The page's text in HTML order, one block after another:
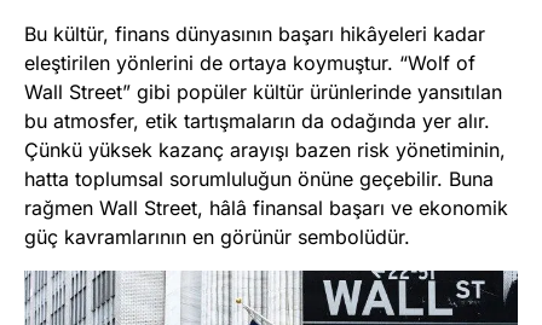
Bu kültür, finans dünyasının başarı hikâyeleri kadar
eleştirilen yönlerini de ortaya koymuştur. “Wolf of
Wall Street” gibi popüler kültür ürünlerinde yansıtılan
bu atmosfer, etik tartışmaların da odağında yer alır.
Çünkü yüksek kazanç arayışı bazen risk yönetiminin,
hatta toplumsal sorumluluğun önüne geçebilir. Buna
rağmen Wall Street, hâlâ finansal başarı ve ekonomik
güç kavramlarının en görünür sembolüdür.